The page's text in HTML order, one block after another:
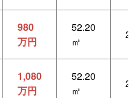
980
万円
52.20
㎡
1,080
万円
52.20
㎡